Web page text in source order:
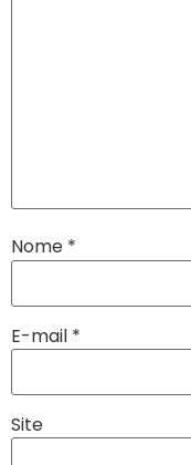
Nome *
E-mail *
Site